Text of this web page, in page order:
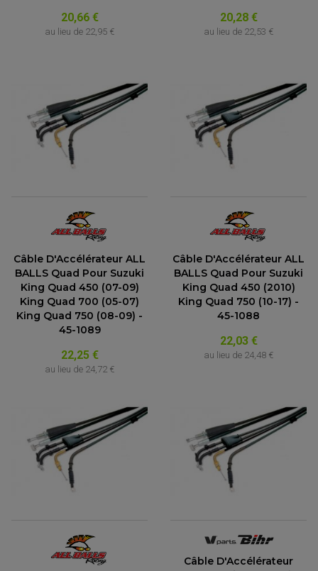
20,66 €
au lieu de 22,95 €
20,28 €
au lieu de 22,53 €
Câble D'Accélérateur ALL
BALLS Quad Pour Suzuki
King Quad 450 (07-09)
King Quad 700 (05-07)
King Quad 750 (08-09) -
45-1089
22,25 €
au lieu de 24,72 €
Câble D'Accélérateur ALL
BALLS Quad Pour Suzuki
King Quad 450 (2010)
King Quad 750 (10-17) -
45-1088
22,03 €
au lieu de 24,48 €
Câble D'Accélérateur